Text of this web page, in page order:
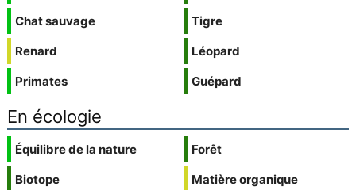
Chat sauvage
Renard
Primates
Tigre
Léopard
Guépard
En écologie
Équilibre de la nature
Biotope
Forêt
Matière organique